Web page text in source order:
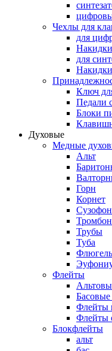
Чехлы для
для
для
Накидки
Ключ
Педали
Блоки
Духовые
Медные
Альт
Горн
Корнет
Трубы
Туба
Флейты
Флейты
Флейты
Блокфлейты
альт